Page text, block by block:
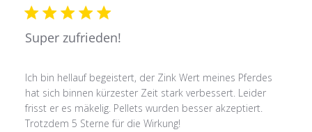
Super zufrieden!
Ich bin hellauf begeistert, der Zink Wert meines Pferdes
hat sich binnen kürzester Zeit stark verbessert. Leider
frisst er es mäkelig. Pellets wurden besser akzeptiert.
Trotzdem 5 Sterne für die Wirkung!